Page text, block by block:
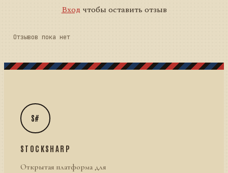
Вход чтобы оставить отзыв
Отзывов пока нет
S#
STOCKSHARP
Открытая платформа для